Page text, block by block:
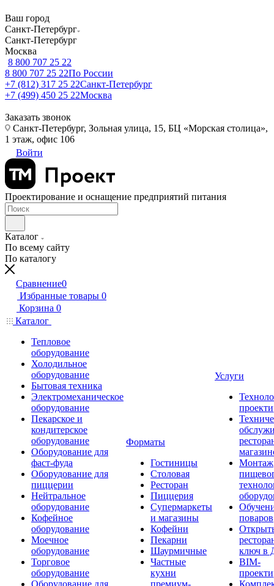
Ваш город
Санкт-Петербург
Санкт-Петербург
Москва
8 800 707 25 22
8 800 707 25 22По России
+7 (812) 317 25 22Санкт-Петербург
+7 (499) 450 25 22Москва
Заказать звонок
Санкт-Петербург, Зольная улица, 15, БЦ «Морская столица»,
1 этаж, офис 106
Войти
Проектирование и оснащение предприятий питания
Каталог
По всему сайту
По каталогу
Сравнение0
Избранные товары 0
Корзина 0
Каталог
Тепловое
оборудование
Холодильное
оборудование
Бытовая техника
Электромеханическое
оборудование
Пекарское и
кондитерское
оборудование
Оборудование для
фаст-фуда
Оборудование для
пиццерии
Нейтральное
оборудование
Кофейное
оборудование
Моечное
оборудование
Торговое
оборудование
Оборудование для
Форматы
Гостиницы
Столовая
Ресторан
Пиццерия
Супермаркеты
и магазины
Кофейни
Пекарни
Шаурмичные
Частные
кухни
премиум-
Услуги
Монтаж
поваров
ключ в
BIM-